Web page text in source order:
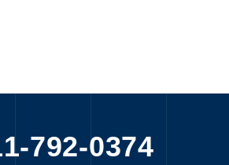
792-0374